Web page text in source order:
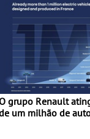
O grupo Renault
um milhão de